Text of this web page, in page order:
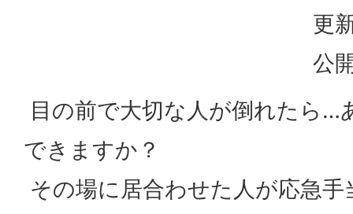
更
公
目の前で大切な人が倒れたら…
できますか？
その場に居合わせた人が応急